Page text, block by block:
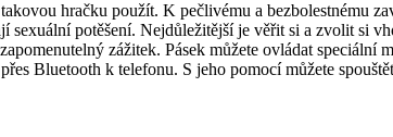
hračku použít. K pečlivému a bezbolestnému
sexuální potěšení. Nejdůležitější je věřit si a zvolit si
zážitek. Pásek můžete ovládat
Bluetooth k telefonu. S jeho pomocí můžete